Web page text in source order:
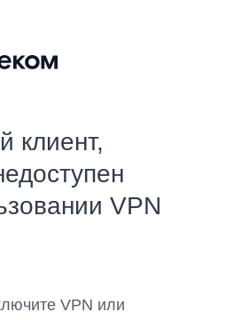
клиент,
VPN
VPN или